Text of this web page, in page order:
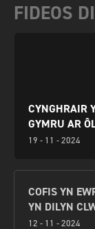
FIDEOS
CYNGHRAIR
GYMRU AR
19 - 11 - 2024
COFIS YN
YN DILYN
12 - 11 - 2024